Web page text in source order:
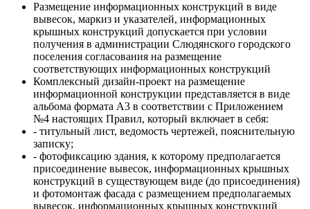
Размещение информационных конструкций в виде
вывесок, маркиз и указателей, информационных
крышных конструкций допускается при условии
получения в администрации Слюдянского городского
поселения согласования на размещение
соответствующих информационных конструкций
Комплексный дизайн-проект на размещение
информационной конструкции представляется в виде
альбома формата А3 в соответствии с Приложением
№4 настоящих Правил, который включает в себя:
- титульный лист, ведомость чертежей, пояснительную
записку;
- фотофиксацию здания, к которому предполагается
присоединение вывесок, информационных крышных
конструкций в существующем виде (до присоединения)
и фотомонтаж фасада с размещением предполагаемых
вывесок, информационных крышных конструкций